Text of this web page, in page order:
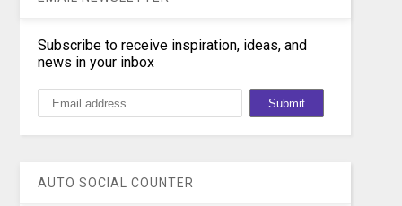
Subscribe to receive inspiration, ideas, and
news in your inbox
AUTO SOCIAL COUNTER